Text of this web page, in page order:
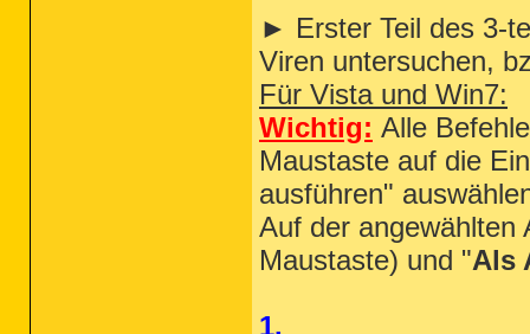
► Erster Teil des 3-
Viren untersuchen,
Für Vista und Win7:
Wichtig: Alle
Maustaste auf die
ausführen"
Auf der angewählten
Maustaste) und "Als
1.